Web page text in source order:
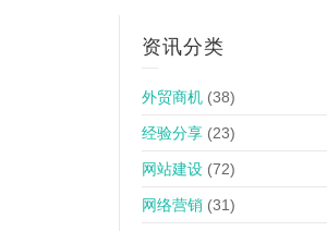
资讯分类
外贸商机 (38)
经验分享 (23)
网站建设 (72)
网络营销 (31)